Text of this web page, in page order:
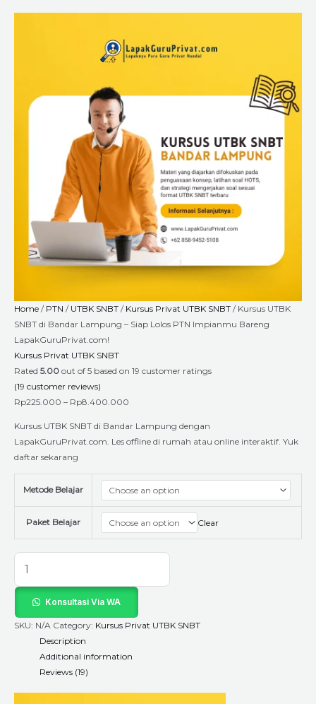
Home / PTN / UTBK SNBT / Kursus Privat UTBK SNBT / Kursus UTBK
SNBT di Bandar Lampung – Siap Lolos PTN Impianmu Bareng
LapakGuruPrivat.com!
Kursus Privat UTBK SNBT
Rated 5.00 out of 5 based on 19 customer ratings
(19 customer reviews)
Rp225.000 – Rp8.400.000
through
Kursus UTBK SNBT di Bandar Lampung dengan
LapakGuruPrivat.com. Les offline di rumah atau online interaktif. Yuk
daftar sekarang
Metode Belajar
Paket Belajar Clear
LapakGuruPrivat.com!
Konsultasi Via WA
SKU: N/A Category: Kursus Privat UTBK SNBT
Description
Additional information
Reviews (19)